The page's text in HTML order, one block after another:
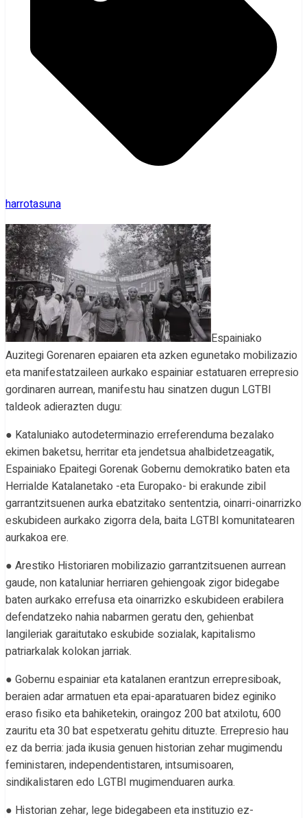
harrotasuna
Espainiako
Auzitegi Gorenaren epaiaren eta azken egunetako mobilizazio
eta manifestatzaileen aurkako espainiar estatuaren errepresio
gordinaren aurrean, manifestu hau sinatzen dugun LGTBI
taldeok adierazten dugu:
● Kataluniako autodeterminazio erreferenduma bezalako
ekimen baketsu, herritar eta jendetsua ahalbidetzeagatik,
Espainiako Epaitegi Gorenak Gobernu demokratiko baten eta
Herrialde Katalanetako -eta Europako- bi erakunde zibil
garrantzitsuenen aurka ebatzitako sententzia, oinarri-oinarrizko
eskubideen aurkako zigorra dela, baita LGTBI komunitatearen
aurkakoa ere.
● Arestiko Historiaren mobilizazio garrantzitsuenen aurrean
gaude, non kataluniar herriaren gehiengoak zigor bidegabe
baten aurkako errefusa eta oinarrizko eskubideen erabilera
defendatzeko nahia nabarmen geratu den, gehienbat
langileriak garaitutako eskubide sozialak, kapitalismo
patriarkalak kolokan jarriak.
● Gobernu espainiar eta katalanen erantzun errepresiboak,
beraien adar armatuen eta epai-aparatuaren bidez eginiko
eraso fisiko eta bahiketekin, oraingoz 200 bat atxilotu, 600
zauritu eta 30 bat espetxeratu gehitu dituzte. Errepresio hau
ez da berria: jada ikusia genuen historian zehar mugimendu
feministaren, independentistaren, intsumisoaren,
sindikalistaren edo LGTBI mugimenduaren aurka.
● Historian zehar, lege bidegabeen eta instituzio ez-